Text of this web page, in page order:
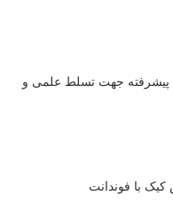
پیشرفته جهت تسلط علمی و
با فوندانت